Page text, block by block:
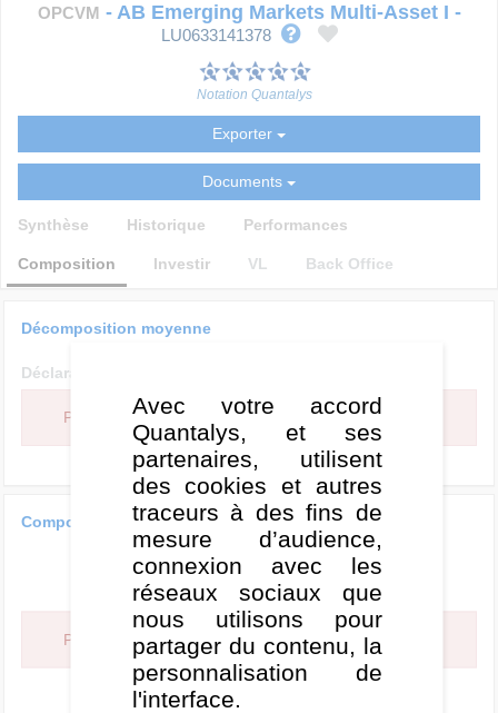
OPCVM - AB Emerging Markets Multi-Asset I -
LU0633141378
Notation Quantalys
Exporter
Documents
Synthèse Historique Performances
Composition Investir VL Back Office
Décomposition moyenne
Déclaratif
Pas d'analyse de style car elle n’est pas assez fiable.
Composition glissante 3 ans
Pas d'analyse de style car elle n’est pas assez fiable.
Avec votre accord
Quantalys, et ses
partenaires, utilisent
des cookies et autres
traceurs à des fins de
mesure d’audience,
connexion avec les
réseaux sociaux que
nous utilisons pour
partager du contenu, la
personnalisation de
l'interface.